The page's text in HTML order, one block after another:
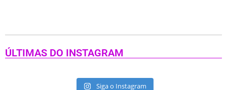
ÚLTIMAS DO INSTAGRAM
Siga o Instagram